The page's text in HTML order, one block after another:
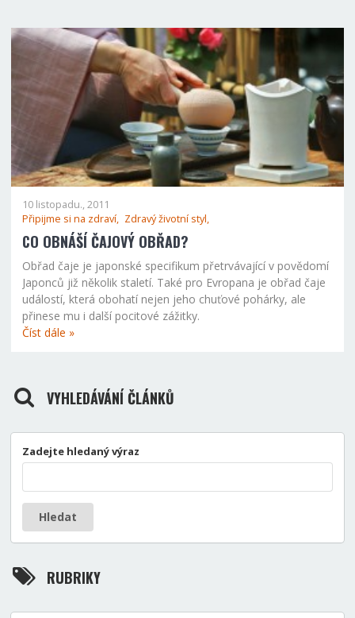
10 listopadu., 2011
Připijme si na zdraví, Zdravý životní styl,
CO OBNÁŠÍ ČAJOVÝ OBŘAD?
Obřad čaje je japonské specifikum přetrvávající v povědomí
Japonců již několik staletí. Také pro Evropana je obřad čaje
událostí, která obohatí nejen jeho chuťové pohárky, ale
přinese mu i další pocitové zážitky.
Číst dále »
VYHLEDÁVÁNÍ ČLÁNKŮ
Zadejte hledaný výraz
Hledat
RUBRIKY